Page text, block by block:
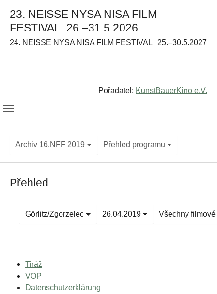
23. NEISSE NYSA NISA FILM
FESTIVAL 26.–31.5.2026
24. NEISSE NYSA NISA FILM FESTIVAL 25.–30.5.2027
Pořadatel: KunstBauerKino e.V.
Archiv 16.NFF 2019 Přehled programu
Přehled
Görlitz/Zgorzelec 26.04.2019 Všechny
Tiráž
VOP
Datenschutzerklärung